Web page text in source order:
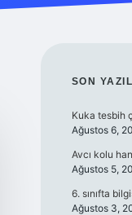
SON
Kuka tesbih
Ağustos 6,
Avcı kolu
Ağustos 5,
6. sınıfta
Ağustos 3,